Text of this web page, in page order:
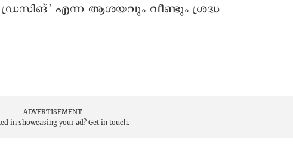
എന്ന ആശയവും വീണ്ടും ശ്രദ്ധ
ADVERTISEMENT
in showcasing your ad? Get in touch.